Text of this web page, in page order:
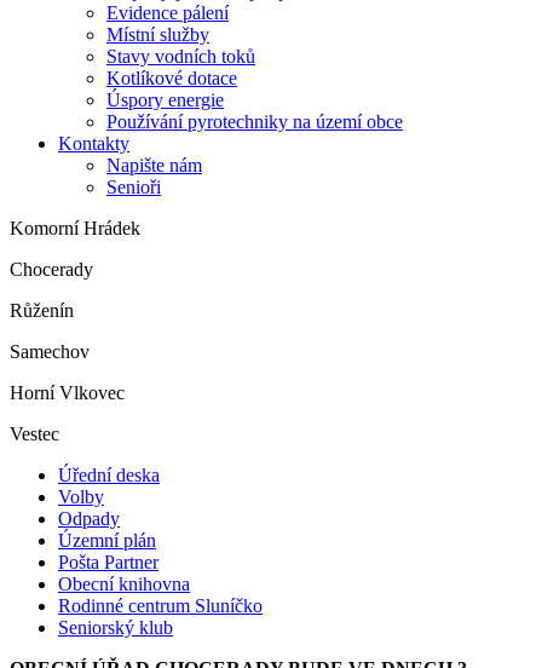
Evidence pálení
Místní služby
Stavy vodních toků
Kotlíkové dotace
Úspory energie
Používání pyrotechniky na území obce
Kontakty
Napište nám
Senioři
Komorní Hrádek
Chocerady
Růženín
Samechov
Horní Vlkovec
Vestec
Úřední deska
Volby
Odpady
Územní plán
Pošta Partner
Obecní knihovna
Rodinné centrum Sluníčko
Seniorský klub